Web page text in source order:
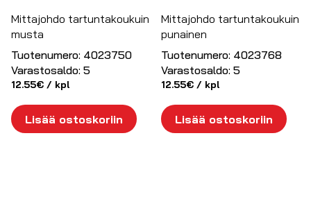
Mittajohdo tartuntakoukuin
musta
Tuotenumero: 4023750
Varastosaldo: 5
12.55€ / kpl
Lisää ostoskoriin
Mittajohdo tartuntakoukuin
punainen
Tuotenumero: 4023768
Varastosaldo: 5
12.55€ / kpl
Lisää ostoskoriin